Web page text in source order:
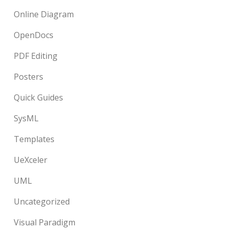
Online Diagram
OpenDocs
PDF Editing
Posters
Quick Guides
SysML
Templates
UeXceler
UML
Uncategorized
Visual Paradigm